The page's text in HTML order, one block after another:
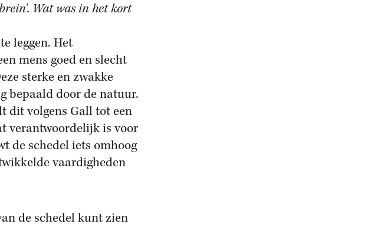
Wat was in het kort
leggen. Het
mens goed en slecht
sterke en zwakke
bepaald door de natuur.
dit volgens Gall tot een
verantwoordelijk is voor
de schedel iets omhoog
vaardigheden
de schedel kunt zien